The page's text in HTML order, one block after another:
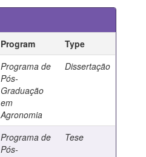
Program
Type
Programa de
Pós-
Graduação
em
Agronomia
Dissertação
Programa de
Pós-
Tese